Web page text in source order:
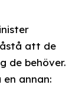
att de
de behöver.
annan: